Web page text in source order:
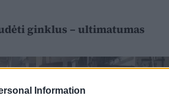
Information
ginklus – ultimatumas